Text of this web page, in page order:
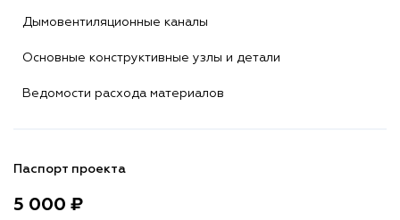
Дымовентиляционные каналы
Основные конструктивные узлы и детали
Ведомости расхода материалов
Паспорт проекта
5 000 ₽